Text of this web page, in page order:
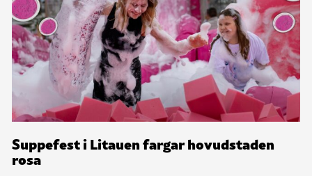
Suppefest i Litauen fargar hovudstaden
rosa